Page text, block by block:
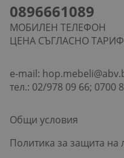
0896661089
МОБИЛЕН ТЕЛЕФОН
ЦЕНА СЪГЛАСНО
e-mail:
тел.: 02/978 09 66; 0700
Общи условия
Политика за защита на